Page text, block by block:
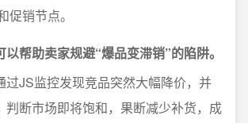
促销节点。
帮助卖家规避“爆品变滞销”的陷阱。
过JS监控发现竞品突然大幅降价，并
判断市场即将饱和，果断减少补货，成